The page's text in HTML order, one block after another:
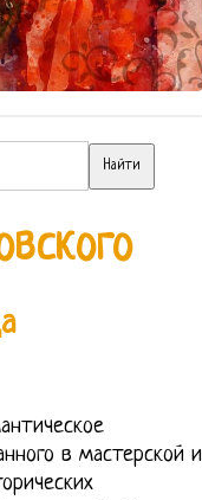
в мастерской и